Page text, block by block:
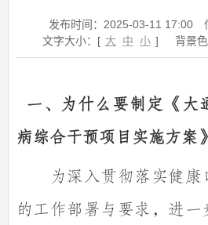
发布时间：2025-03-11 17:00
文字大小：[ 大 中 小 ] 背景色
一、为什么要制定 《
病综合干预项目实施方案》
为深入贯彻落实健康
的工作部署与要求，进一